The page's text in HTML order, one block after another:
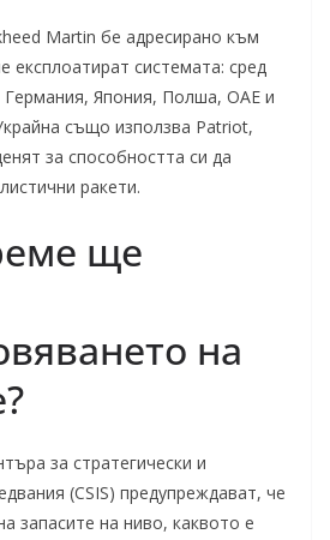
Martin бе адресирано към
експлоатират системата: сред
Германия, Япония, Полша, ОАЕ и
също използва Patriot,
за способността си да
ракети.
ще
на
за стратегически и
(CSIS) предупреждават, че
запасите на ниво, каквото е